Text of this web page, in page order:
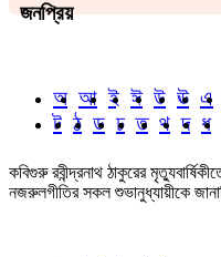
জনপ্রিয়
অ আ ই ঈ উ ঊ এ
ট ঠ ড ঢ ত থ দ ধ
কবিগুরু রবীন্দ্রনাথ ঠাকুরের
নজরুলগীতির সকল শুভানুধ্যায়ীকে